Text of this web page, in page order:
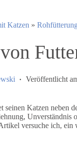
Katzen »
Veröffentlicht
seinen Katzen neben
Unverständnis
versuche ich,